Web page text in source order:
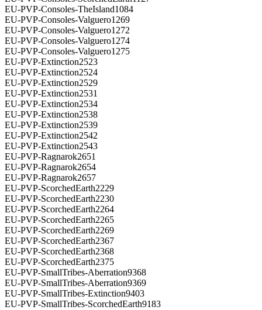
EU-PVP-Consoles-TheIsland1084
EU-PVP-Consoles-Valguero1269
EU-PVP-Consoles-Valguero1272
EU-PVP-Consoles-Valguero1274
EU-PVP-Consoles-Valguero1275
EU-PVP-Extinction2523
EU-PVP-Extinction2524
EU-PVP-Extinction2529
EU-PVP-Extinction2531
EU-PVP-Extinction2534
EU-PVP-Extinction2538
EU-PVP-Extinction2539
EU-PVP-Extinction2542
EU-PVP-Extinction2543
EU-PVP-Ragnarok2651
EU-PVP-Ragnarok2654
EU-PVP-Ragnarok2657
EU-PVP-ScorchedEarth2229
EU-PVP-ScorchedEarth2230
EU-PVP-ScorchedEarth2264
EU-PVP-ScorchedEarth2265
EU-PVP-ScorchedEarth2269
EU-PVP-ScorchedEarth2367
EU-PVP-ScorchedEarth2368
EU-PVP-ScorchedEarth2375
EU-PVP-SmallTribes-Aberration9368
EU-PVP-SmallTribes-Aberration9369
EU-PVP-SmallTribes-Extinction9403
EU-PVP-SmallTribes-ScorchedEarth9183